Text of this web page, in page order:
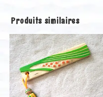
Produits similaires